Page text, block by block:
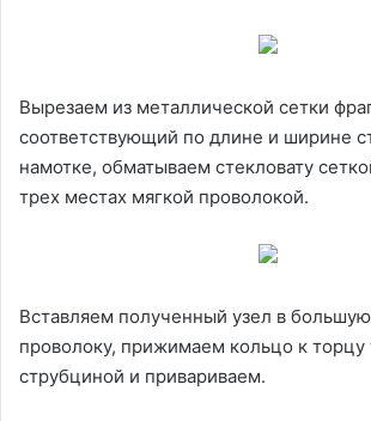
Вырезаем из металлической сетки
соответствующий по длине и ширине
намотке, обматываем стекловату
трех местах мягкой проволокой.
Вставляем полученный узел в
проволоку, прижимаем кольцо к торцу
струбциной и привариваем.